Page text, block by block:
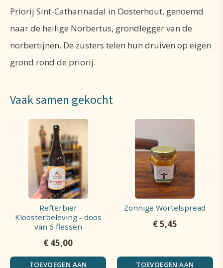
Priorij Sint-Catharinadal in Oosterhout, genoemd
naar de heilige Norbertus, grondlegger van de
norbertijnen. De zusters telen hun druiven op eigen
grond rond de priorij.
Vaak samen gekocht
Refterbier
Kloosterbeleving - doos
van 6 flessen
€ 45,00
TOEVOEGEN AAN
Zonnige Wortelspread
€5,45
TOEVOEGEN AAN